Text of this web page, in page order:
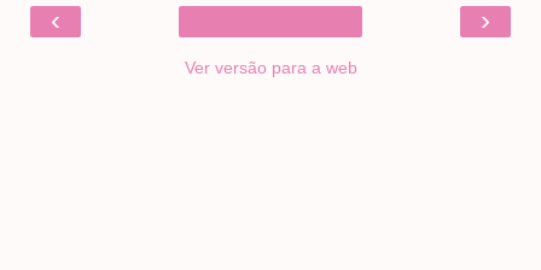
‹ ›
Ver versão para a web